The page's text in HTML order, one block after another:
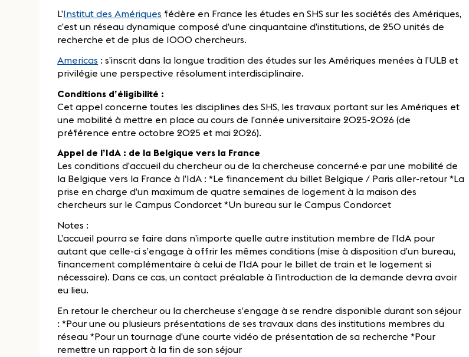
L’Institut des Amériques fédère en France les études en SHS sur les sociétés des Amériques,
c’est un réseau dynamique composé d’une cinquantaine d’institutions, de 250 unités de
recherche et de plus de 1000 chercheurs.
Americas : s’inscrit dans la longue tradition des études sur les Amériques menées à l’ULB et
privilégie une perspective résolument interdisciplinaire.
Conditions d’éligibilité :
Cet appel concerne toutes les disciplines des SHS, les travaux portant sur les Amériques et
une mobilité à mettre en place au cours de l’année universitaire 2025-2026 (de
préférence entre octobre 2025 et mai 2026).
Appel de l’IdA : de la Belgique vers la France
Les conditions d’accueil du chercheur ou de la chercheuse concerné‧e par une mobilité de
la Belgique vers la France à l’IdA : *Le financement du billet Belgique / Paris aller-retour *La
prise en charge d’un maximum de quatre semaines de logement à la maison des
chercheurs sur le Campus Condorcet *Un bureau sur le Campus Condorcet
Notes :
L’accueil pourra se faire dans n’importe quelle autre institution membre de l’IdA pour
autant que celle-ci s’engage à offrir les mêmes conditions (mise à disposition d’un bureau,
financement complémentaire à celui de l’IdA pour le billet de train et le logement si
nécessaire). Dans ce cas, un contact préalable à l’introduction de la demande devra avoir
eu lieu.
En retour le chercheur ou la chercheuse s’engage à se rendre disponible durant son séjour
: *Pour une ou plusieurs présentations de ses travaux dans des institutions membres du
réseau *Pour un tournage d’une courte vidéo de présentation de sa recherche *Pour
remettre un rapport à la fin de son séjour